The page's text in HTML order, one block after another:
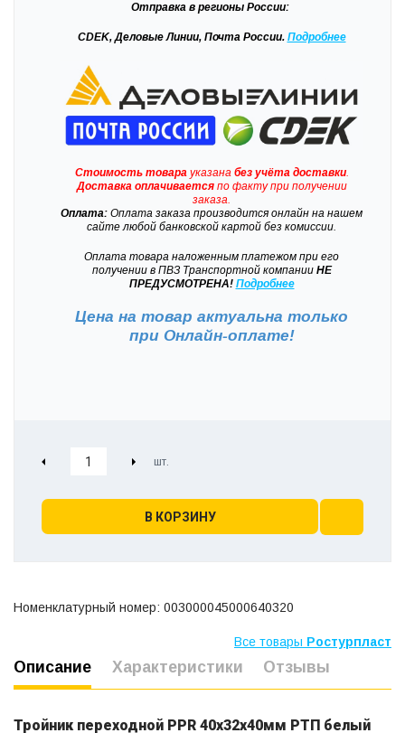
Отправка в регионы России:
CDEK, Деловые Линии, Почта России. Подробнее
Стоимость товарауказана без учёта доставки.
Доставкаоплачиваетсяпо факту при получении
заказа.
Оплата: Оплата заказа производится онлайн на нашем
сайте любой банковской картой без комиссии.
Оплата товара наложенным платежом при его
получении в ПВЗ Транспортной компанииНЕ
ПРЕДУСМОТРЕНА! Подробнее
Цена на товар актуальна только
при Онлайн-оплате!
В КОРЗИНУ
Номенклатурный номер: 003000045000640320
Все товары Ростурпласт
Описание Характеристики Отзывы
Тройник переходной PPR 40х32х40мм РТП белый